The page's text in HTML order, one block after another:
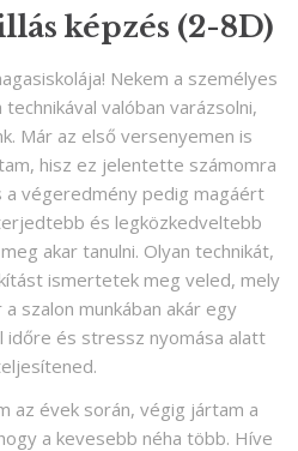
képzés (2-8D)
Nekem a személyes
valóban varázsolni,
Már az első versenyemen is
hisz ez jelentette számomra
a végeredmény pedig magáért
és legközkedveltebb
akar tanulni. Olyan technikát,
ismertetek meg veled, mely
szalon munkában akár egy
időre és stressz nyomása alatt
az évek során, végig jártam a
a kevesebb néha több. Híve